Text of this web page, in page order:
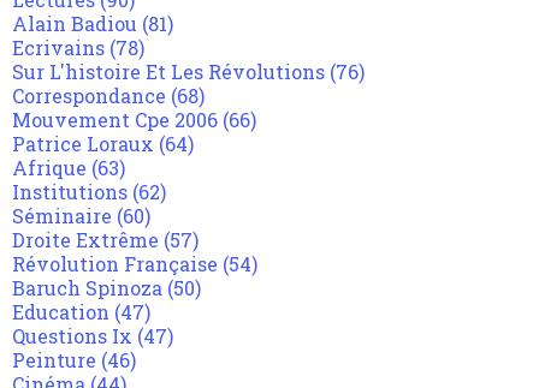
Alain Badiou (81)
Ecrivains (78)
Sur L'histoire Et Les Révolutions (76)
Correspondance (68)
Mouvement Cpe 2006 (66)
Patrice Loraux (64)
Afrique (63)
Institutions (62)
Séminaire (60)
Droite Extrême (57)
Révolution Française (54)
Baruch Spinoza (50)
Education (47)
Questions Ix (47)
Peinture (46)